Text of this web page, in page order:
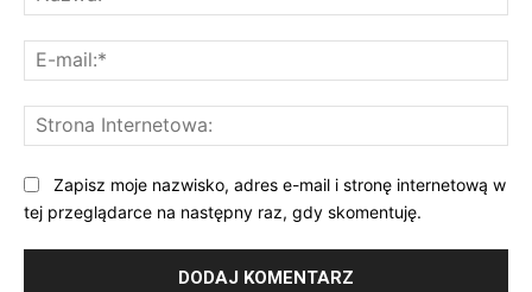
Zapisz moje nazwisko, adres e-mail i stronę internetową w
tej przeglądarce na następny raz, gdy skomentuję.